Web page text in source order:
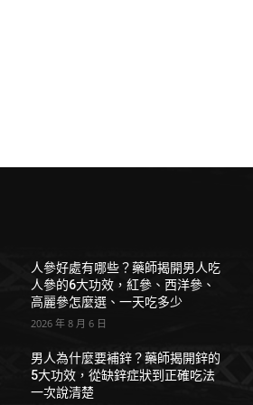
人參好處有哪些？藥師揭開男人吃
人參的6大功效，紅參、西洋參、
高麗參怎麼選、一天吃多少
2026 年 8 月 6 日
男人為什麼要補鋅？藥師揭開鋅的
5大功效，從缺鋅症狀到正確吃法
一次說清楚